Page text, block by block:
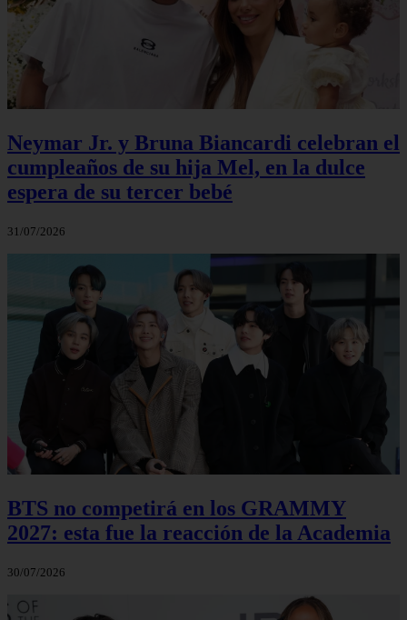
Neymar Jr. y Bruna Biancardi celebran el
cumpleaños de su hija Mel, en la dulce
espera de su tercer bebé
31/07/2026
BTS no competirá en los GRAMMY
2027: esta fue la reacción de la Academia
30/07/2026